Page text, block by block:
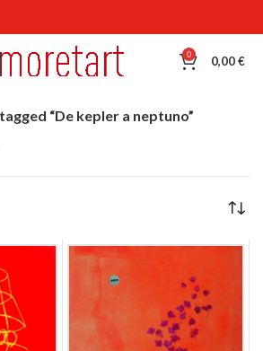
0 0,00€
“De kepler a neptuno”